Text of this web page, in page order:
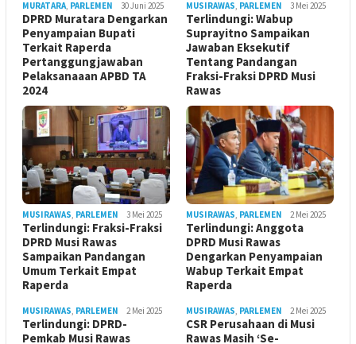
MURATARA, PARLEMEN 30 Juni 2025
DPRD Muratara Dengarkan
Penyampaian Bupati
Terkait Raperda
Pertanggungjawaban
Pelaksanaaan APBD TA
2024
MUSIRAWAS, PARLEMEN 3 Mei 2025
Terlindungi: Wabup
Suprayitno Sampaikan
Jawaban Eksekutif
Tentang Pandangan
Fraksi-Fraksi DPRD Musi
Rawas
MUSIRAWAS, PARLEMEN 3 Mei 2025
Terlindungi: Fraksi-Fraksi
DPRD Musi Rawas
Sampaikan Pandangan
Umum Terkait Empat
Raperda
MUSIRAWAS, PARLEMEN 2 Mei 2025
Terlindungi: Anggota
DPRD Musi Rawas
Dengarkan Penyampaian
Wabup Terkait Empat
Raperda
MUSIRAWAS, PARLEMEN 2 Mei 2025
Terlindungi: DPRD-
Pemkab Musi Rawas
MUSIRAWAS, PARLEMEN 2 Mei 2025
CSR Perusahaan di Musi
Rawas Masih ‘Se-